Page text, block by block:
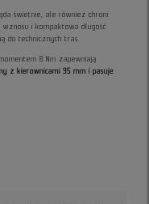
świetnie, ale również chroni
i kompaktowa długość
do technicznych tras.
8 Nm zapewniają
z kierownicami 35 mm i pasuje